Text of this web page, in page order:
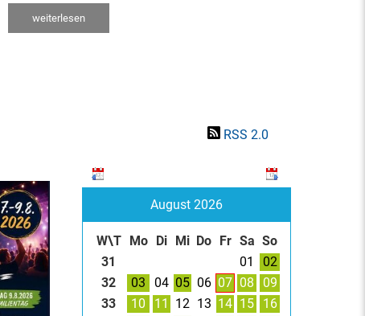
weiterlesen
RSS 2.0
August 2026
W\T Mo Di Mi Do Fr Sa So
31
01
02
32
03 04 05 06 07 08
09
33
10 11 12 13 14 15
16